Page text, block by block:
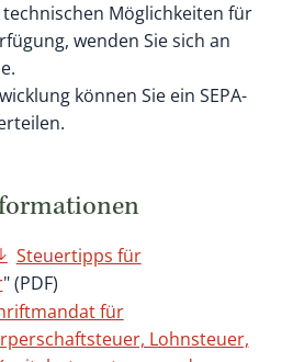
Möglichkeiten für
wenden Sie sich an
können Sie ein SEPA-
Steuertipps für
" (PDF)
für
Lohnsteuer,